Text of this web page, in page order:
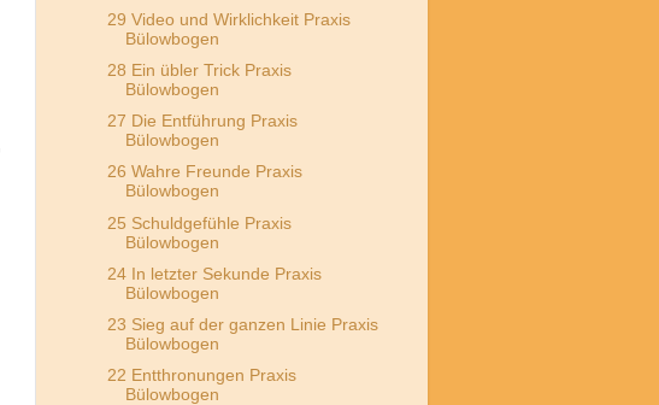
29 Video und Wirklichkeit Praxis
Bülowbogen
28 Ein übler Trick Praxis
Bülowbogen
27 Die Entführung Praxis
Bülowbogen
26 Wahre Freunde Praxis
Bülowbogen
25 Schuldgefühle Praxis
Bülowbogen
24 In letzter Sekunde Praxis
Bülowbogen
23 Sieg auf der ganzen Linie Praxis
Bülowbogen
22 Entthronungen Praxis
Bülowbogen